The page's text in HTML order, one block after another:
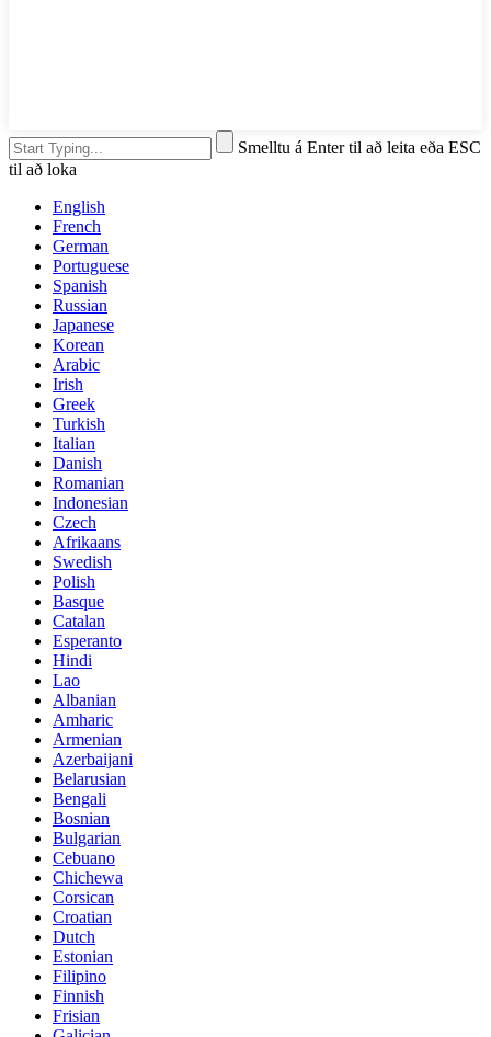
Smelltu á Enter til að leita eða ESC
til að loka
English
French
German
Portuguese
Spanish
Russian
Japanese
Korean
Arabic
Irish
Greek
Turkish
Italian
Danish
Romanian
Indonesian
Czech
Afrikaans
Swedish
Polish
Basque
Catalan
Esperanto
Hindi
Lao
Albanian
Amharic
Armenian
Azerbaijani
Belarusian
Bengali
Bosnian
Bulgarian
Cebuano
Chichewa
Corsican
Croatian
Dutch
Estonian
Filipino
Finnish
Frisian